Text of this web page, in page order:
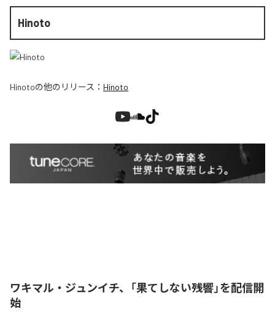
Hinoto
Hinotoの他のリリース： Hinoto
ワキマル・ジュンイチ、「果てしない残響」を配信開
始